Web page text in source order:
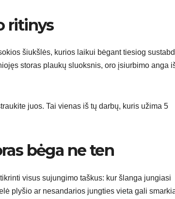
ritinys
šiukšlės, kurios laikui bėgant tiesiog
storas plaukų sluoksnis, oro įsiurbimo anga
juos. Tai vienas iš tų darbų, kuris užima 5
bėga ne ten
visus sujungimo taškus: kur šlanga jungiasi
plyšio ar nesandarios jungties vieta gali